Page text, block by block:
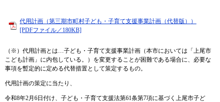
代用計画（第三期市町村子ども・子育て支援事業計画（代替版））
[PDFファイル／180KB]
（※）代用計画とは…子ども・子育て支援事業計画（本市においては「上尾市
こども計画」に内包している。）を変更することが困難である場合に、必要な
事項を暫定的に定める代替措置として策定するもの。
代用計画の策定に当たり、
令和8年2月6日付け、子ども・子育て支援法第61条第7項に基づく上尾市子ど